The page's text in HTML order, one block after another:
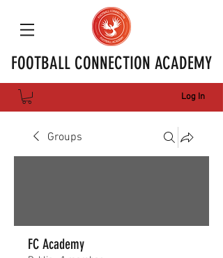
FOOTBALL CONNECTION ACADEMY
Log In
Groups
FC Academy